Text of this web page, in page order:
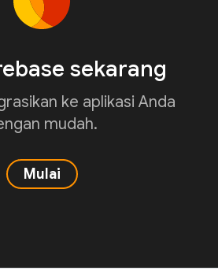
sekarang
ke aplikasi Anda
mudah.
Mulai